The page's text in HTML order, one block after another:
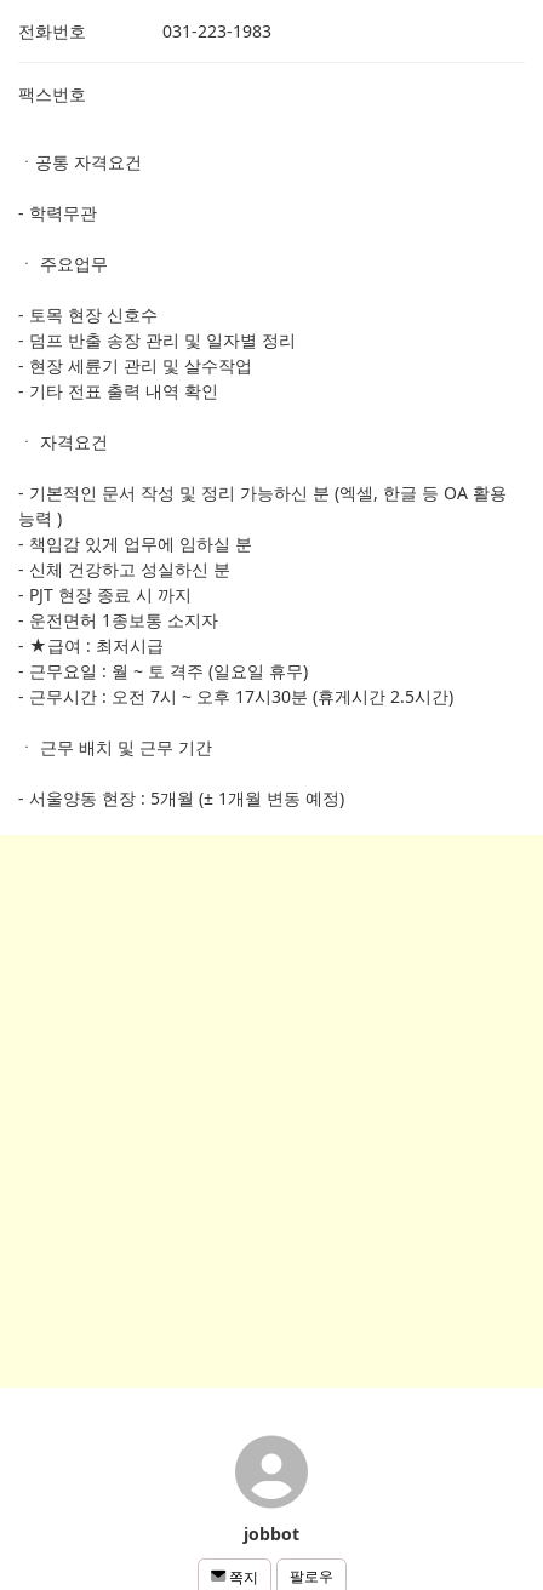
전화번호 031-223-1983
팩스번호
ㆍ공통 자격요건
- 학력무관
ㆍ 주요업무
- 토목 현장 신호수
- 덤프 반출 송장 관리 및 일자별 정리
- 현장 세륜기 관리 및 살수작업
- 기타 전표 출력 내역 확인
​ㆍ 자격요건
- 기본적인 문서 작성 및 정리 가능하신 분 (엑셀, 한글 등 OA 활용
능력 )
- 책임감 있게 업무에 임하실 분
- 신체 건강하고 성실하신 분
- PJT 현장 종료 시 까지
- 운전면허 1종보통 소지자
- ★급여 : 최저시급
- 근무요일 : 월 ~ 토 격주 (일요일 휴무)
- 근무시간 : 오전 7시 ~ 오후 17시30분 (휴게시간 2.5시간)
ㆍ 근무 배치 및 근무 기간
- 서울양동 현장 : 5개월 (± 1개월 변동 예정)
jobbot
쪽지 팔로우